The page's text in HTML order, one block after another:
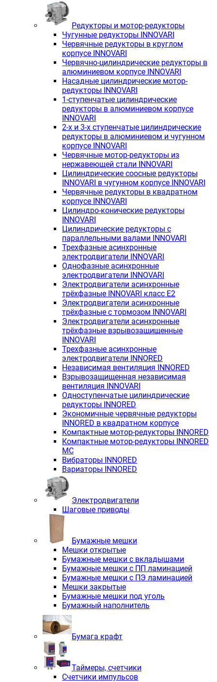
Редукторы и мотор-редукторы
Чугунные редукторы INNOVARI
Червячные редукторы в круглом
корпусе INNOVARI
Червячно-цилиндрические редукторы в
алюминиевом корпусе INNOVARI
Насадные цилиндрические мотор-
редукторы INNOVARI
1-ступенчатые цилиндрические
редукторы в алюминиевом корпусе
INNOVARI
2-х и 3-х ступенчатые цилиндрические
редукторы в алюминиевом и чугунном
корпусе INNOVARI
Червячные мотор-редукторы из
нержавеющей стали INNOVARI
Цилиндрические соосные редукторы
INNOVARI в чугунном корпусе INNOVARI
Червячные редукторы в квадратном
корпусе INNOVARI
Цилиндро-конические редукторы
INNOVARI
Цилиндрические редукторы с
параллельными валами INNOVARI
Трехфазные асинхронные
электродвигатели INNOVARI
Однофазные асинхронные
электродвигатели INNOVARI
Электродвигатели асинхронные
трёхфазные INNOVARI класс E2
Электродвигатели асинхронные
трёхфазные с тормозом INNOVARI
Электродвигатели асинхронные
трёхфазные взрывозащищенные
INNOVARI
Трехфазные асинхронные
электродвигатели INNORED
Независимая вентиляция INNORED
Взрывозащищенная независимая
вентиляция INNOVARI
Одноступенчатые цилиндрические
редукторы INNORED
Экономичные червячные редукторы
INNORED в квадратном корпусе
Компактные мотор-редукторы INNORED
Компактные мотор-редукторы INNORED
MC
Вибраторы INNORED
Вариаторы INNORED
Электродвигатели
Шаговые приводы
Бумажные мешки
Мешки открытые
Бумажные мешки с вкладышами
Бумажные мешки с ПП ламинацией
Бумажные мешки с ПЭ ламинацией
Мешки закрытые
Бумажные мешки под уголь
Бумажный наполнитель
Бумага крафт
Таймеры, счетчики
Счетчики импульсов